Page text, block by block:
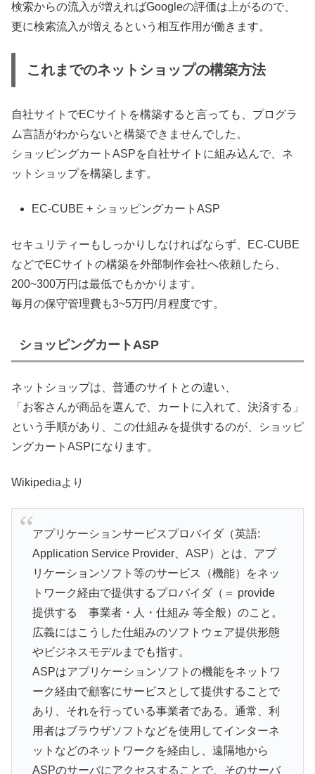
検索からの流入が増えればGoogleの評価は上がるので、
更に検索流入が増えるという相互作用が働きます。
これまでのネットショップの構築方法
自社サイトでECサイトを構築すると言っても、プログラ
ム言語がわからないと構築できませんでした。
ショッピングカートASPを自社サイトに組み込んで、ネ
ットショップを構築します。
EC-CUBE + ショッピングカートASP
セキュリティーもしっかりしなければならず、EC-CUBE
などでECサイトの構築を外部制作会社へ依頼したら、
200~300万円は最低でもかかります。
毎月の保守管理費も3~5万円/月程度です。
ショッピングカートASP
ネットショップは、普通のサイトとの違い、
「お客さんが商品を選んで、カートに入れて、決済する」
という手順があり、この仕組みを提供するのが、ショッピ
ングカートASPになります。
Wikipediaより
アプリケーションサービスプロバイダ（英語:
Application Service Provider、ASP）とは、アプ
リケーションソフト等のサービス（機能）をネッ
トワーク経由で提供するプロバイダ（＝ provide
提供する 事業者・人・仕組み 等全般）のこと。
広義にはこうした仕組みのソフトウェア提供形態
やビジネスモデルまでも指す。
ASPはアプリケーションソフトの機能をネットワ
ーク経由で顧客にサービスとして提供することで
あり、それを行っている事業者である。通常、利
用者はブラウザソフトなどを使用してインターネ
ットなどのネットワークを経由し、遠隔地から
ASPのサーバにアクセスすることで、そのサーバ